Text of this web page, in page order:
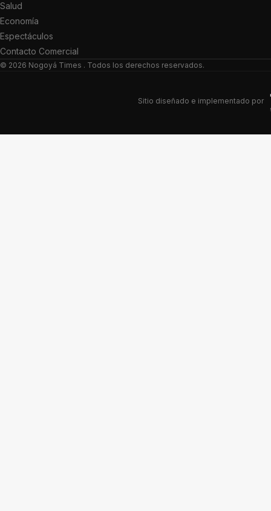
Salud
Economía
Espectáculos
Contacto Comercial
© 2026 Nogoyá Times . Todos los derechos reservados.
Sitio diseñado e implementado por